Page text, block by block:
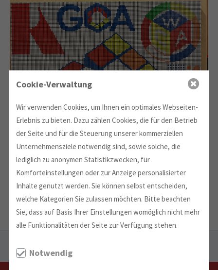
Zauberwürfel Competition
Cookie-Verwaltung
Wir verwenden Cookies, um Ihnen ein optimales Webseiten-
Erlebnis zu bieten. Dazu zählen Cookies, die für den Betrieb
der Seite und für die Steuerung unserer kommerziellen
Unternehmensziele notwendig sind, sowie solche, die
lediglich zu anonymen Statistikzwecken, für
Komforteinstellungen oder zur Anzeige personalisierter
Inhalte genutzt werden. Sie können selbst entscheiden,
welche Kategorien Sie zulassen möchten. Bitte beachten
Sie, dass auf Basis Ihrer Einstellungen womöglich nicht mehr
alle Funktionalitäten der Seite zur Verfügung stehen.
Notwendig